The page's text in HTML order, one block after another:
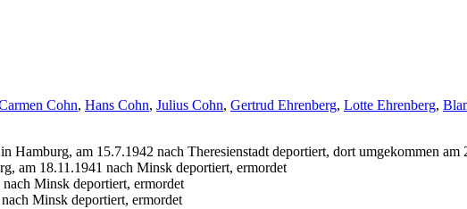
Cohn, Hans Cohn, Julius Cohn, Gertrud Ehrenberg, Lotte Ehrenberg,
Hamburg, am 15.7.1942 nach Theresienstadt deportiert, dort umgekommen am
am 18.11.1941 nach Minsk deportiert, ermordet
Minsk deportiert, ermordet
Minsk deportiert, ermordet